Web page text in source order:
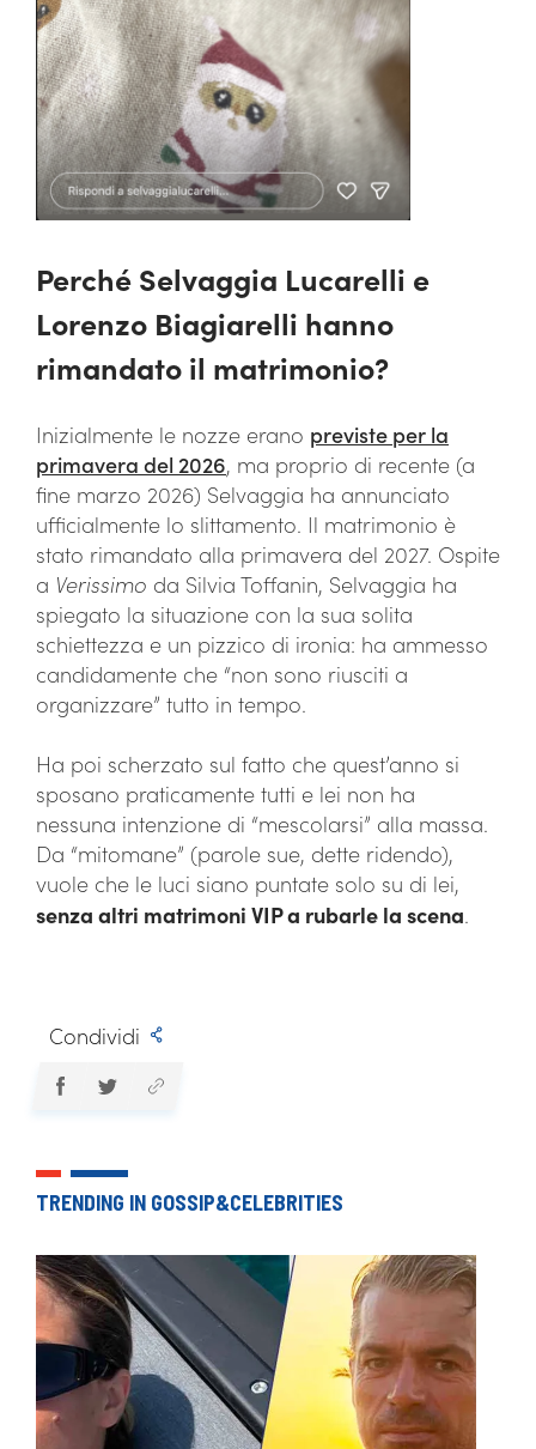
Perché Selvaggia Lucarelli e
Lorenzo Biagiarelli hanno
rimandato il matrimonio?
Inizialmente le nozze erano previste per la
primavera del 2026, ma proprio di recente (a
fine marzo 2026) Selvaggia ha annunciato
ufficialmente lo slittamento. Il matrimonio è
stato rimandato alla primavera del 2027. Ospite
a Verissimo da Silvia Toffanin, Selvaggia ha
spiegato la situazione con la sua solita
schiettezza e un pizzico di ironia: ha ammesso
candidamente che “non sono riusciti a
organizzare” tutto in tempo.
Ha poi scherzato sul fatto che quest’anno si
sposano praticamente tutti e lei non ha
nessuna intenzione di “mescolarsi” alla massa.
Da “mitomane” (parole sue, dette ridendo),
vuole che le luci siano puntate solo su di lei,
senza altri matrimoni VIP a rubarle la scena.
Condividi
TRENDING IN GOSSIP&CELEBRITIES